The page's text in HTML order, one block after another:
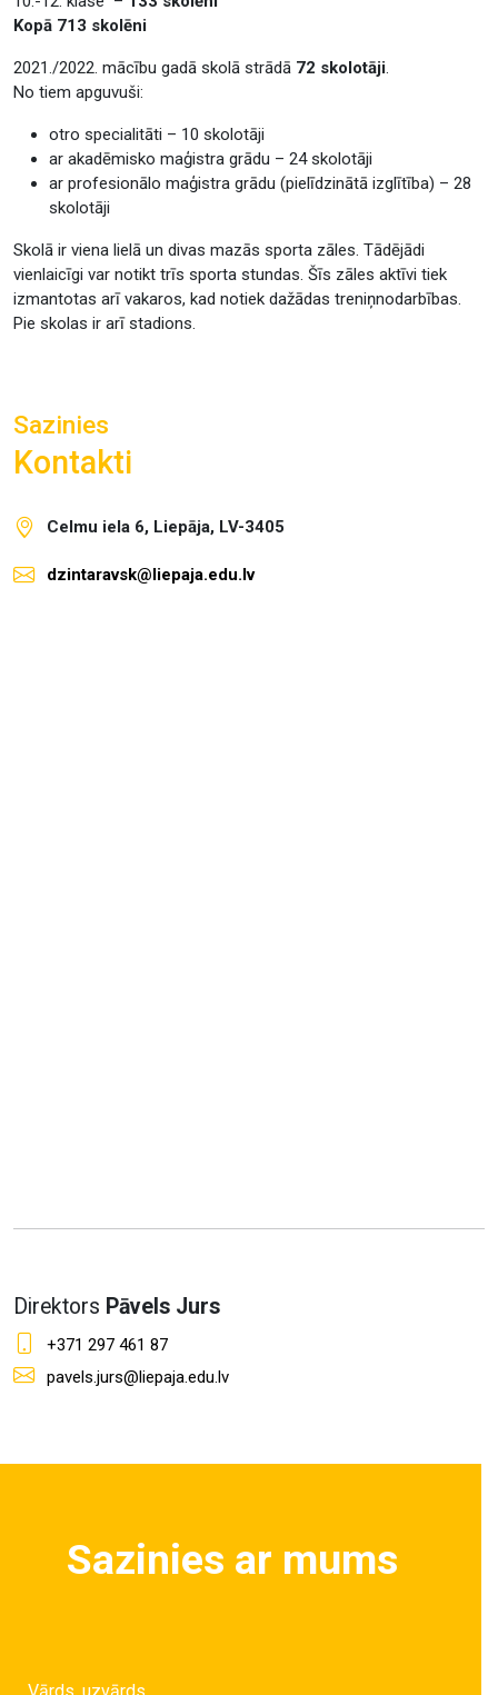
Kopā 713 skolēni
2021./2022. mācību gadā skolā strādā 72 skolotāji.
No tiem apguvuši:
otro specialitāti – 10 skolotāji
ar akadēmisko maģistra grādu – 24 skolotāji
ar profesionālo maģistra grādu (pielīdzinātā izglītība) – 28
skolotāji
Skolā ir viena lielā un divas mazās sporta zāles. Tādējādi
vienlaicīgi var notikt trīs sporta stundas. Šīs zāles aktīvi tiek
izmantotas arī vakaros, kad notiek dažādas treniņnodarbības.
Pie skolas ir arī stadions.
Sazinies
Kontakti
Celmu iela 6, Liepāja, LV-3405
dzintaravsk@liepaja.edu.lv
Direktors Pāvels Jurs
+371 297 461 87
pavels.jurs@liepaja.edu.lv
Sazinies ar mums